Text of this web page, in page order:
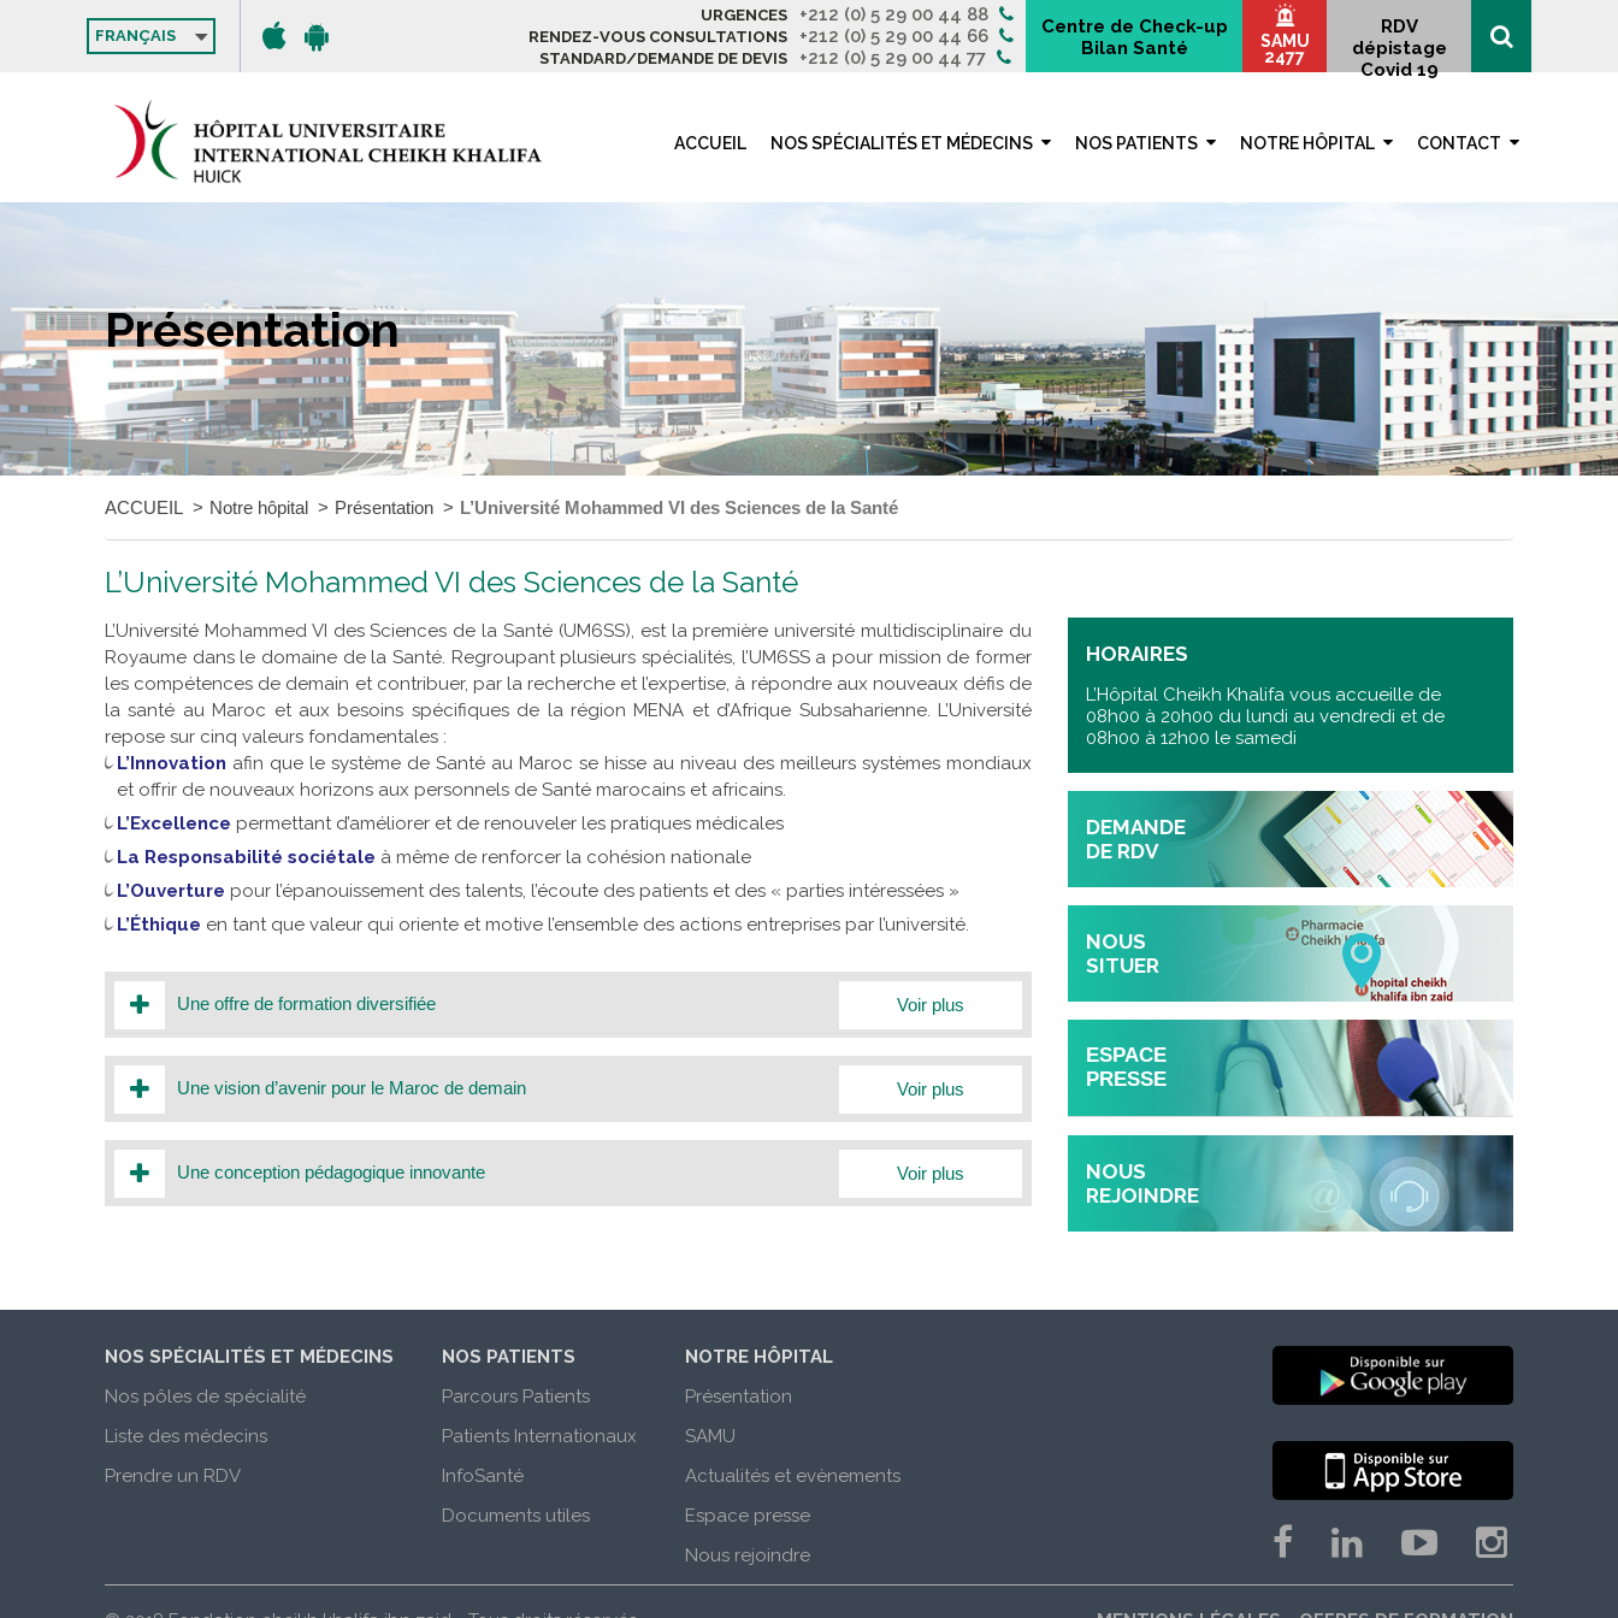
FRANÇAIS
URGENCES +212 (0) 5 29 00 44 88
RENDEZ-VOUS CONSULTATIONS +212 (0) 5 29 00 44 66
STANDARD/DEMANDE DE DEVIS +212 (0) 5 29 00 44 77
Centre de Check-up
Bilan Santé
SAMU
2477
RDV
dépistage
Covid 19
ACCUEIL NOS SPÉCIALITÉS ET MÉDECINS NOS PATIENTS NOTRE HÔPITAL CONTACT
Présentation
ACCUEIL Notre hôpital Présentation L’Université Mohammed VI des Sciences de la Santé
L’Université Mohammed VI des Sciences de la Santé
L’Université Mohammed VI des Sciences de la Santé (UM6SS), est la première université multidisciplinaire du
Royaume dans le domaine de la Santé. Regroupant plusieurs spécialités, l’UM6SS a pour mission de former
les compétences de demain et contribuer, par la recherche et l’expertise, à répondre aux nouveaux défis de
la santé au Maroc et aux besoins spécifiques de la région MENA et d’Afrique Subsaharienne. L’Université
repose sur cinq valeurs fondamentales :
L’Innovation afin que le système de Santé au Maroc se hisse au niveau des meilleurs systèmes mondiaux
et offrir de nouveaux horizons aux personnels de Santé marocains et africains.
L’Excellence permettant d’améliorer et de renouveler les pratiques médicales
La Responsabilité sociétale à même de renforcer la cohésion nationale
L’Ouverture pour l’épanouissement des talents, l’écoute des patients et des « parties intéressées »
L’Éthique en tant que valeur qui oriente et motive l’ensemble des actions entreprises par l’université.
Une offre de formation diversifiée Voir plus
Réduire l’onglet
Une vision d’avenir pour le Maroc de demain Voir plus
Réduire l’onglet
Une conception pédagogique innovante Voir plus
Réduire l’onglet
HORAIRES
L’Hôpital Cheikh Khalifa vous accueille de
08h00 à 20h00 du lundi au vendredi et de
08h00 à 12h00 le samedi
DEMANDE
DE RDV
NOUS
SITUER
ESPACE
PRESSE
NOUS
REJOINDRE
NOS SPÉCIALITÉS ET MÉDECINS
Nos pôles de spécialité
Liste des médecins
Prendre un RDV
NOS PATIENTS
Parcours Patients
Patients Internationaux
InfoSanté
Documents utiles
NOTRE HÔPITAL
Présentation
SAMU
Actualités et evènements
Espace presse
Nous rejoindre